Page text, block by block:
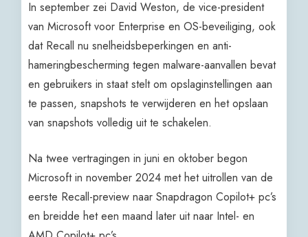
In september zei David Weston, de vice-president
van Microsoft voor Enterprise en OS-beveiliging, ook
dat Recall nu snelheidsbeperkingen en anti-
hameringbescherming tegen malware-aanvallen bevat
en gebruikers in staat stelt om opslaginstellingen aan
te passen, snapshots te verwijderen en het opslaan
van snapshots volledig uit te schakelen.
Na twee vertragingen in juni en oktober begon
Microsoft in november 2024 met het uitrollen van de
eerste Recall-preview naar Snapdragon Copilot+ pc’s
en breidde het een maand later uit naar Intel- en